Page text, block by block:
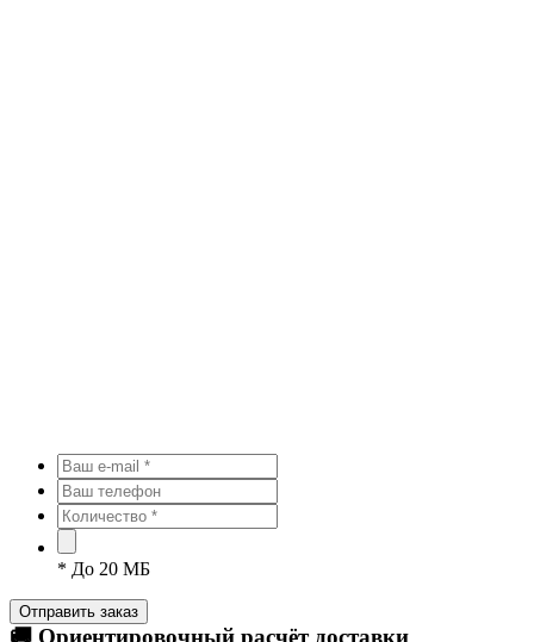
* До 20 МБ
Отправить заказ
🚚 Ориентировочный расчёт доставки